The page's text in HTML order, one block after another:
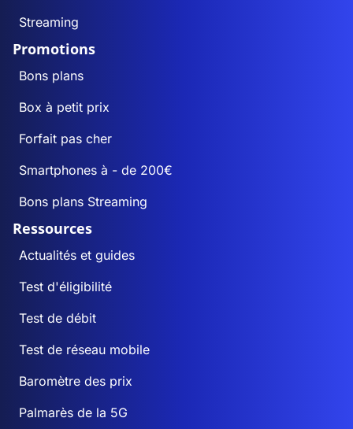
Streaming
Promotions
Bons plans
Box à petit prix
Forfait pas cher
Smartphones à - de 200€
Bons plans Streaming
Ressources
Actualités et guides
Test d'éligibilité
Test de débit
Test de réseau mobile
Baromètre des prix
Palmarès de la 5G